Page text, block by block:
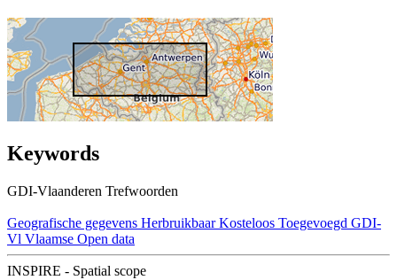
Keywords
GDI-Vlaanderen Trefwoorden
Geografische gegevens Herbruikbaar Kosteloos Toegevoegd GDI-
Vl Vlaamse Open data
INSPIRE - Spatial scope